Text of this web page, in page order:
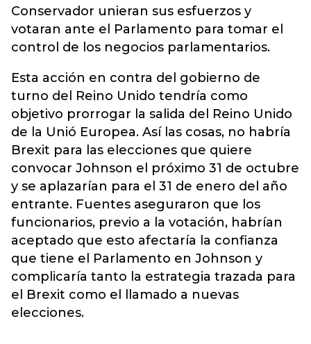
Conservador unieran sus esfuerzos y
votaran ante el Parlamento para tomar el
control de los negocios parlamentarios.
Esta acción en contra del gobierno de
turno del Reino Unido tendría como
objetivo prorrogar la salida del Reino Unido
de la Unió Europea. Así las cosas, no habría
Brexit para las elecciones que quiere
convocar Johnson el próximo 31 de octubre
y se aplazarían para el 31 de enero del año
entrante. Fuentes aseguraron que los
funcionarios, previo a la votación, habrían
aceptado que esto afectaría la confianza
que tiene el Parlamento en Johnson y
complicaría tanto la estrategia trazada para
el Brexit como el llamado a nuevas
elecciones.